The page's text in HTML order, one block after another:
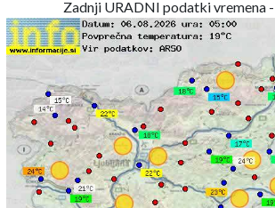
Zadnji URADNI podatki vremena